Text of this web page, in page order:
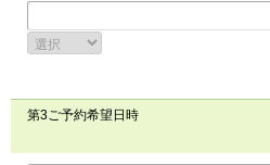
第3ご予約希望日時